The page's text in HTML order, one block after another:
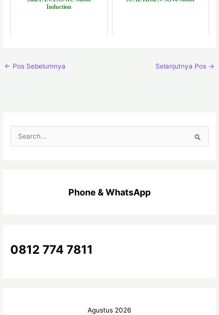
Induction
← Pos Sebelumnya Selanjutnya Pos →
k
Phone & WhatsApp
0812 774 7811
Agustus 2026